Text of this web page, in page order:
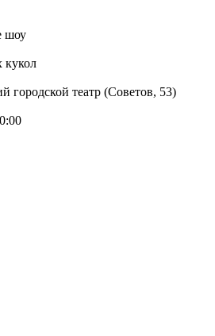
шоу
кукол
городской театр (Советов, 53)